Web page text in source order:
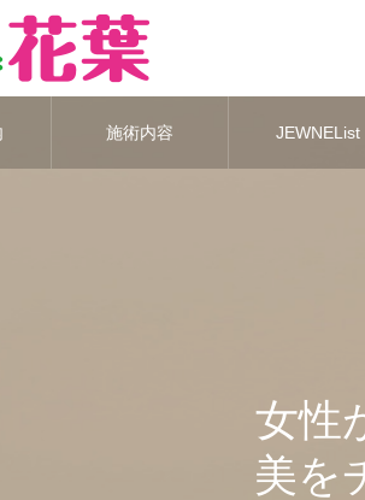
施術内容 JEWNEList
女性
美を